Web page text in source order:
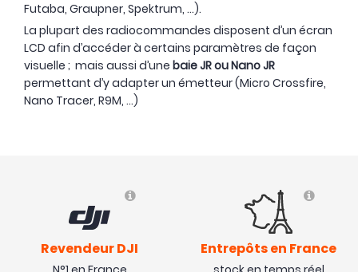
Futaba, Graupner, Spektrum, …).
La plupart des radiocommandes disposent d’un écran
LCD afin d’accéder à certains paramètres de façon
visuelle ; mais aussi d’une baie JR ou Nano JR
permettant d’y adapter un émetteur (Micro Crossfire,
Nano Tracer, R9M, …)
Revendeur DJI Entrepôts en France